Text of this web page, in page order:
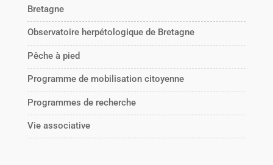
Bretagne
Observatoire herpétologique de Bretagne
Pêche à pied
Programme de mobilisation citoyenne
Programmes de recherche
Vie associative